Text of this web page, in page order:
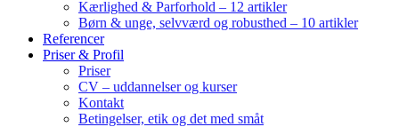
Kærlighed & Parforhold – 12 artikler
Børn & unge, selvværd og robusthed – 10 artikler
Referencer
Priser & Profil
Priser
CV – uddannelser og kurser
Kontakt
Betingelser, etik og det med småt